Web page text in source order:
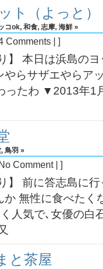
ト（よっと）
コok, 和食, 志摩, 海鮮 »
Comments | ]
】 本日は浜島の
やらサザエやらア
ったわ ▼2013年1
, 鳥羽 »
No Comment| ]
】 前に答志島に
か 無性に食べたく
人気で､女優の白
と茶屋